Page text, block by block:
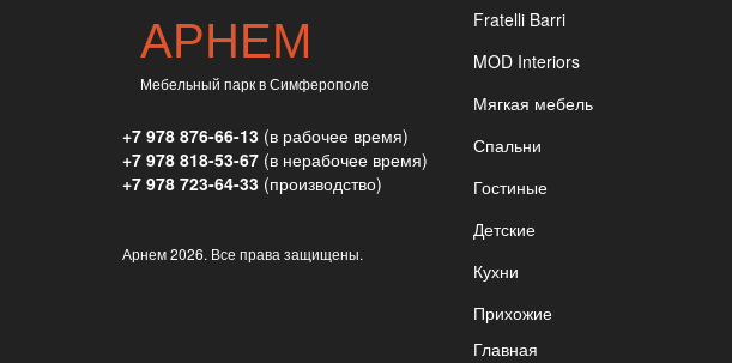
АРНЕМ
Мебельный парк в Симферополе
+7 978 876-66-13 (в рабочее время)
+7 978 818-53-67 (в нерабочее время)
+7 978 723-64-33 (производство)
Арнем2026. Все права защищены.
Fratelli Barri
MOD Interiors
Мягкая мебель
Спальни
Гостиные
Детские
Кухни
Прихожие
Главная